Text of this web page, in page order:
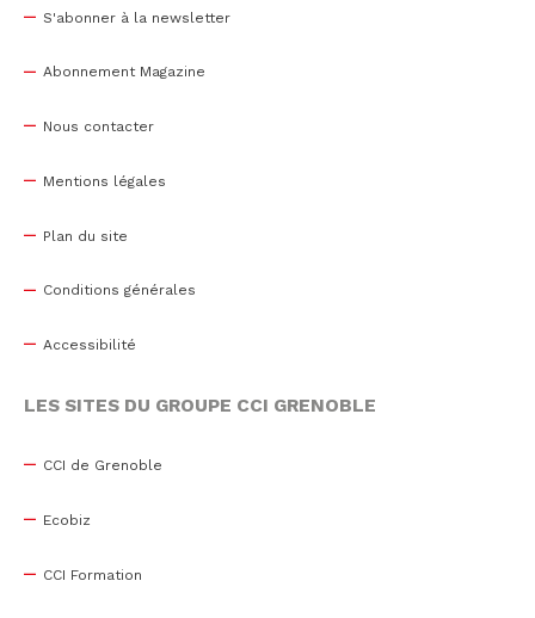
S'abonner à la newsletter
Abonnement Magazine
Nous contacter
Mentions légales
Plan du site
Conditions générales
Accessibilité
LES SITES DU GROUPE CCI GRENOBLE
CCI de Grenoble
Ecobiz
CCI Formation